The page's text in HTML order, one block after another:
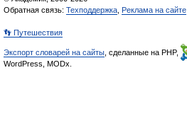
Обратная связь: Техподдержка Реклама на сайте
👣 Путешествия
Экспорт словарей на сайты , сделанные на PHP,
WordPress, MODx.